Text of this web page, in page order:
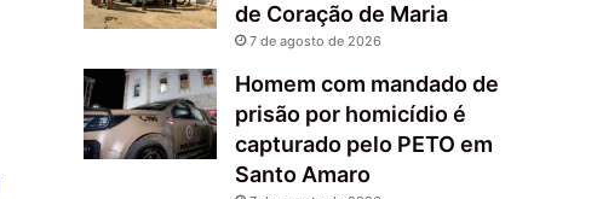
de Coração de Maria
7 de agosto de 2026
Homem com mandado de
prisão por homicídio é
capturado pelo PETO em
Santo Amaro